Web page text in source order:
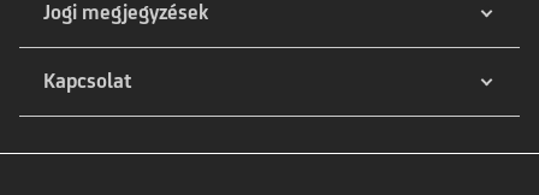
Jogi megjegyzések
Kapcsolat